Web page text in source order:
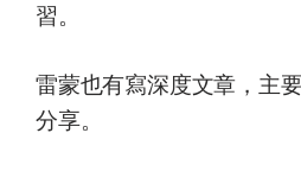
習。
雷蒙也有寫深度文章，主
分享。